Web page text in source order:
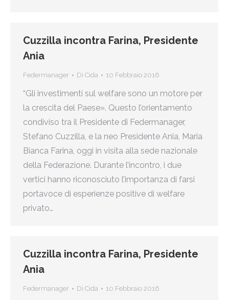
Cuzzilla incontra Farina, Presidente
Ania
Federmanager Di Cida 10 Febbraio 2016
“Gli investimenti sul welfare sono un motore per
la crescita del Paese». Questo l’orientamento
condiviso tra il Presidente di Federmanager,
Stefano Cuzzilla, e la neo Presidente Ania, Maria
Bianca Farina, oggi in visita alla sede nazionale
della Federazione. Durante l’incontro, i due
vertici hanno riconosciuto l’importanza di farsi
portavoce di esperienze positive di welfare
privato…
Cuzzilla incontra Farina, Presidente
Ania
Federmanager Di Cida 10 Febbraio 2016